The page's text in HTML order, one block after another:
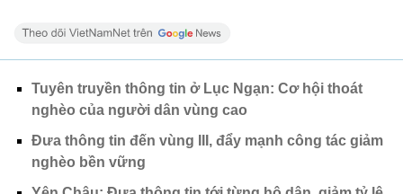
Tuyên truyền thông tin ở Lục Ngạn: Cơ hội thoát
nghèo của người dân vùng cao
Đưa thông tin đến vùng III, đẩy mạnh công tác giảm
nghèo bền vững